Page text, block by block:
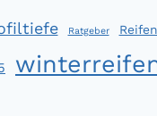
Ratgeber